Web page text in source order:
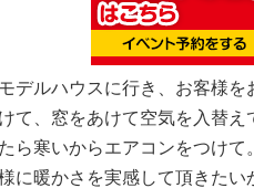
デルハウスに行き、お客様を
て、窓をあけて空気を入替え
ら寒いからエアコンをつけて。
に暖かさを実感して頂きたい